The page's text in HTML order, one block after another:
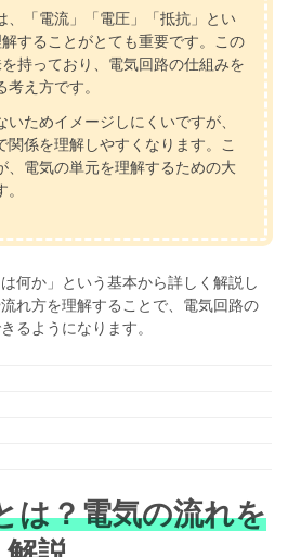
、「電流」「電圧」「抵抗」とい
することがとても重要です。この
持っており、電気回路の仕組みを
え方です。
いためイメージしにくいですが、
関係を理解しやすくなります。こ
、電気の単元を理解するための大
何か」という基本から詳しく解説し
れ方を理解することで、電気回路の
るようになります。
？電気の流れを